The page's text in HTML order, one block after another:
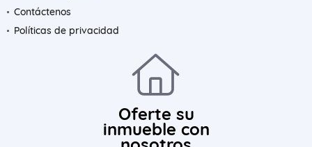
Contáctenos
Políticas de privacidad
Oferte su
inmueble con